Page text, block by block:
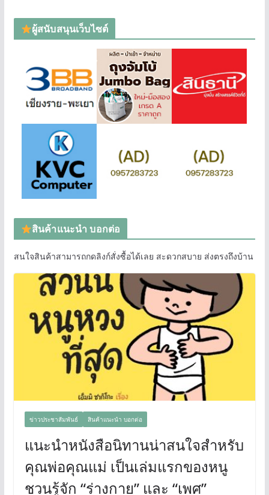
ผู้สนับสนุนเว็บไซต์
สินค้าแนะนำ บอกต่อ
สนใจสินค้าสามารถกดลิงก์สั่งซื้อได้เลย สะดวกสบาย ส่งตรงถึงบ้าน
ข่าวประชาสัมพันธ์ สินค้าแนะนำ บอกต่อ
แนะนำหนังสือนิทานน่าสนใจสำหรับ
คุณพ่อคุณแม่ เป็นเล่มแรกของหนู
ชวนรู้จัก “ร่างกาย” และ “เพศ”